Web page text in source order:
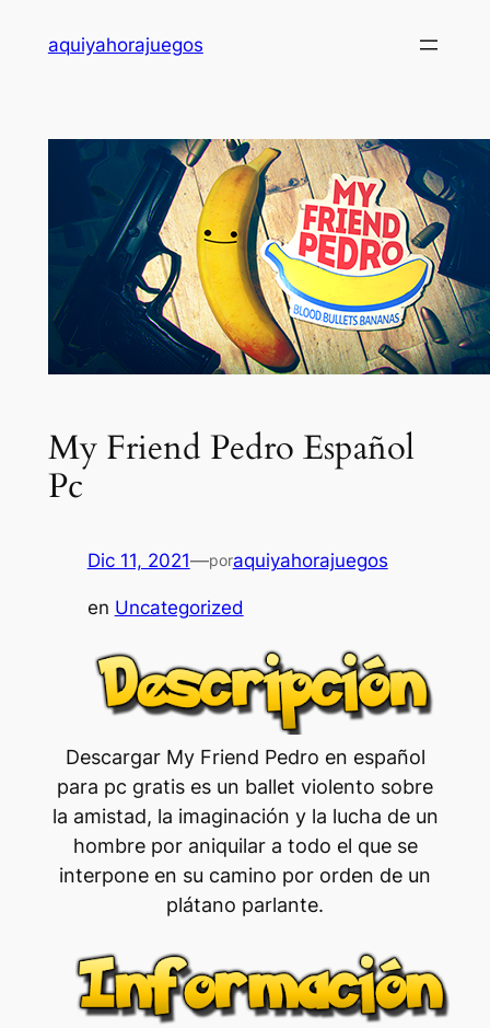
aquiyahorajuegos
My Friend Pedro Español
Pc
Dic 11, 2021—poraquiyahorajuegos
en Uncategorized
Descargar My Friend Pedro en español
para pc gratis es un ballet violento sobre
la amistad, la imaginación y la lucha de un
hombre por aniquilar a todo el que se
interpone en su camino por orden de un
plátano parlante.